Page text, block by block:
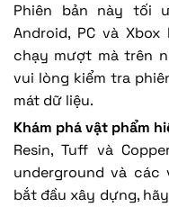
Phiên bản này tối
Android, PC và
chạy mượt mà trên
vui lòng kiểm tra
mát dữ liệu.
Khám phá vật phẩm
Resin, Tuff và
underground và các
bắt đầu xây dựng,